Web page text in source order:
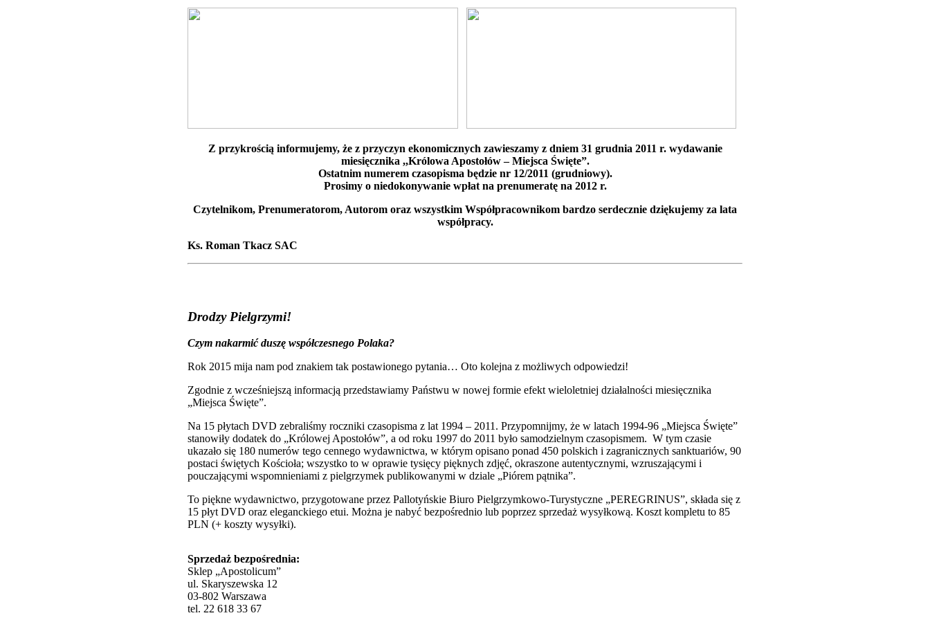
Z przykrością informujemy, że z przyczyn ekonomicznych zawieszamy z dniem 31 grudnia 2011 r. wydawanie
miesięcznika ,,Królowa Apostołów – Miejsca Święte”.
Ostatnim numerem czasopisma będzie nr 12/2011 (grudniowy).
Prosimy o niedokonywanie wpłat na prenumeratę na 2012 r.
Czytelnikom, Prenumeratorom, Autorom oraz wszystkim Współpracownikom bardzo serdecznie dziękujemy za lata
współpracy.
Ks. Roman Tkacz SAC
Drodzy Pielgrzymi!
Czym nakarmić duszę współczesnego Polaka?
Rok 2015 mija nam pod znakiem tak postawionego pytania… Oto kolejna z możliwych odpowiedzi!
Zgodnie z wcześniejszą informacją przedstawiamy Państwu w nowej formie efekt wieloletniej działalności miesięcznika
„Miejsca Święte”.
Na 15 płytach DVD zebraliśmy roczniki czasopisma z lat 1994 – 2011. Przypomnijmy, że w latach 1994-96 „Miejsca Święte”
stanowiły dodatek do „Królowej Apostołów”, a od roku 1997 do 2011 było samodzielnym czasopismem. W tym czasie
ukazało się 180 numerów tego cennego wydawnictwa, w którym opisano ponad 450 polskich i zagranicznych sanktuariów, 90
postaci świętych Kościoła; wszystko to w oprawie tysięcy pięknych zdjęć, okraszone autentycznymi, wzruszającymi i
pouczającymi wspomnieniami z pielgrzymek publikowanymi w dziale „Piórem pątnika”.
To piękne wydawnictwo, przygotowane przez Pallotyńskie Biuro Pielgrzymkowo-Turystyczne „PEREGRINUS”, składa się z
15 płyt DVD oraz eleganckiego etui. Można je nabyć bezpośrednio lub poprzez sprzedaż wysyłkową. Koszt kompletu to 85
PLN (+ koszty wysyłki).
Sprzedaż bezpośrednia:
Sklep „Apostolicum”
ul. Skaryszewska 12
03-802 Warszawa
tel. 22 618 33 67